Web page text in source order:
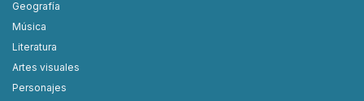
Geografía
Música
Literatura
Artes visuales
Personajes